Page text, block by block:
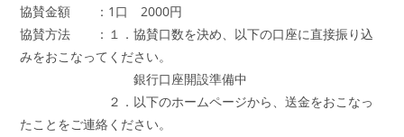
協賛金額 ：1口 2000円
協賛方法 ：１．協賛口数を決め、以下の口座に直接振り込
みをおこなってください。
銀行口座開設準備中
２．以下のホームページから、送金をおこなっ
たことをご連絡ください。